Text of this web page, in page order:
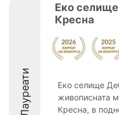
Лауреати
Еко
Кресна
Еко селище
живописната
Кресна, в